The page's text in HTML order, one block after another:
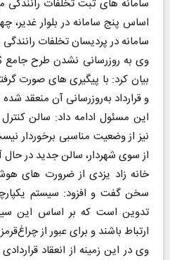
سامانه های ثبت تخلفات رانندگی
سامانه در پردیسان تخلفات
بیان کرد: با پیگیری های صورت
و قرارداد به‌روزرسانی آن منعقد
این مسئول ادامه داد: سالن
نیز از وضعیت مناسبی برخوردار
از سوی شهردار، سالن جدید در
خانه زاد یزدی از ضرورت های
سخن گفت و افزود: سیستم
تدوین است که بر اساس این
ارتباط باشند و برای عبور از